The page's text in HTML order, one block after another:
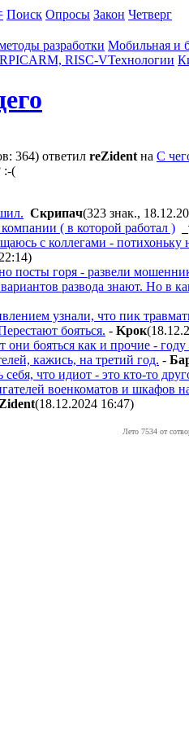
Поиск Опросы Закон Четверг
разработки Мобильная и
PICARM, RISC-VТехнологии
364) ответил reZident на С
:-(
Cкpипaч(323 знак.,
( в которой работал )
с коллегами - потихоньку
)
посты горя - развели
развода знают. Но в
узнали, что пик
бояться. - Kpoк
бояться как и прочие -
кажись, на третий год. -
себя, что идиот - это кто-то
военкоматов и шкафов
(18.12.2024 16:47)
Лето 7534 от